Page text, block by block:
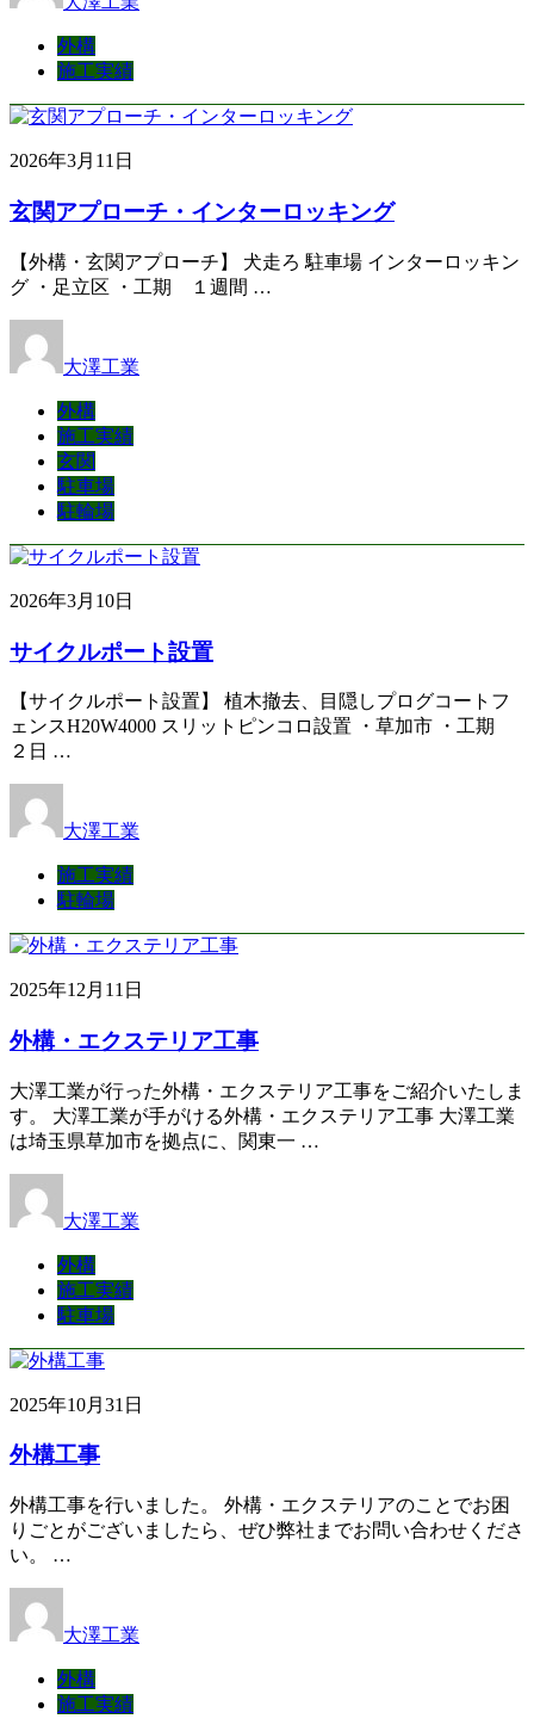
外構
施工実績
2026年3月11日
玄関アプローチ・インターロッキング
【外構・玄関アプローチ】 犬走ろ 駐車場 インターロッキン
グ ・足立区 ・工期 １週間 …
大澤工業
外構
施工実績
玄関
駐車場
駐輪場
2026年3月10日
サイクルポート設置
【サイクルポート設置】 植木撤去、目隠しプログコートフ
ェンスH20W4000 スリットピンコロ設置 ・草加市 ・工期
２日 …
大澤工業
施工実績
駐輪場
2025年12月11日
外構・エクステリア工事
大澤工業が行った外構・エクステリア工事をご紹介いたしま
す。 大澤工業が手がける外構・エクステリア工事 大澤工業
は埼玉県草加市を拠点に、関東一 …
大澤工業
外構
施工実績
駐車場
2025年10月31日
外構工事
外構工事を行いました。 外構・エクステリアのことでお困
りごとがございましたら、ぜひ弊社までお問い合わせくださ
い。 …
大澤工業
外構
施工実績